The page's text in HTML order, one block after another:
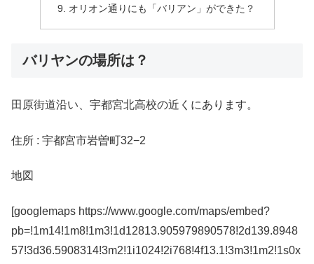
オリオン通りにも「バリアン」ができた？
バリヤンの場所は？
田原街道沿い、宇都宮北高校の近くにあります。
住所 : 宇都宮市岩曽町32−2
地図
[googlemaps https://www.google.com/maps/embed?
pb=!1m14!1m8!1m3!1d12813.905979890578!2d139.8948
57!3d36.5908314!3m2!1i1024!2i768!4f13.1!3m3!1m2!1s0x